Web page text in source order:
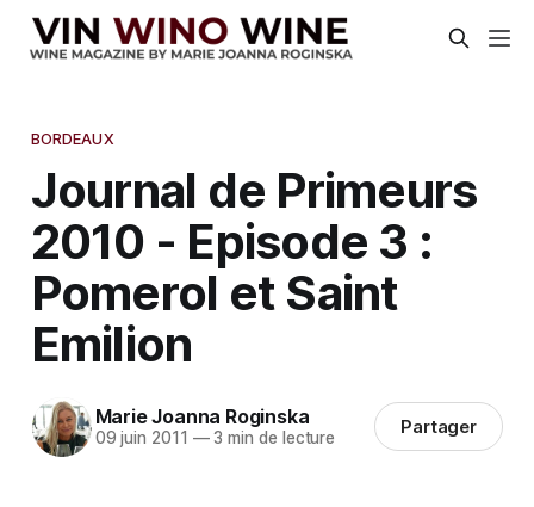
BORDEAUX
Journal de Primeurs
2010 - Episode 3 :
Pomerol et Saint
Emilion
Marie Joanna Roginska
09 juin 2011 —3 min de lecture Partager